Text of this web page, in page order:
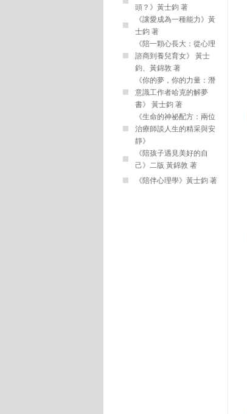
頭？》黃士鈞 著
《讓愛成為一種能力》黃
士鈞 著
《陪一顆心長大：從心理
諮商到養兒育女》 黃士
鈞、黃錦敦 著
《你的夢，你的力量：潛
意識工作者哈克的解夢
書》 黃士鈞 著
《生命的神祕配方：兩位
治療師談人生的精采與安
靜》
《陪孩子遇見美好的自
己》二版 黃錦敦 著
《陪伴心理學》黃士鈞 著